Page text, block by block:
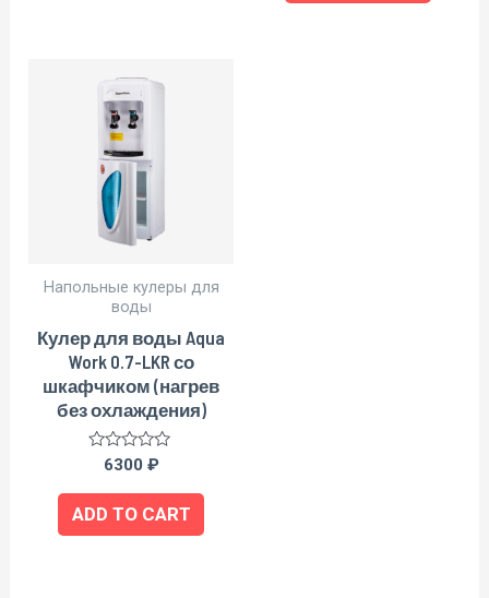
Напольные кулеры для
воды
Кулер для воды Aqua
Work 0.7-LKR со
шкафчиком (нагрев
без охлаждения)
Rated
out
of
5
6300 ₽
ADD TO CART